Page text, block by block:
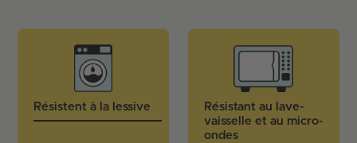
Quelles spécialités sont représentées sur le
Résistent à la lessive
Résistant au lave-
vaisselle et au micro-
ondes